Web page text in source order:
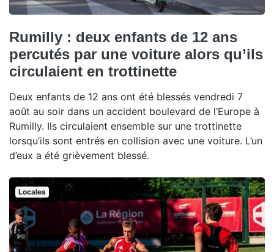
Rumilly : deux enfants de 12 ans
percutés par une voiture alors qu’ils
circulaient en trottinette
Deux enfants de 12 ans ont été blessés vendredi 7
août au soir dans un accident boulevard de l’Europe à
Rumilly. Ils circulaient ensemble sur une trottinette
lorsqu’ils sont entrés en collision avec une voiture. L’un
d’eux a été grièvement blessé.
Locales